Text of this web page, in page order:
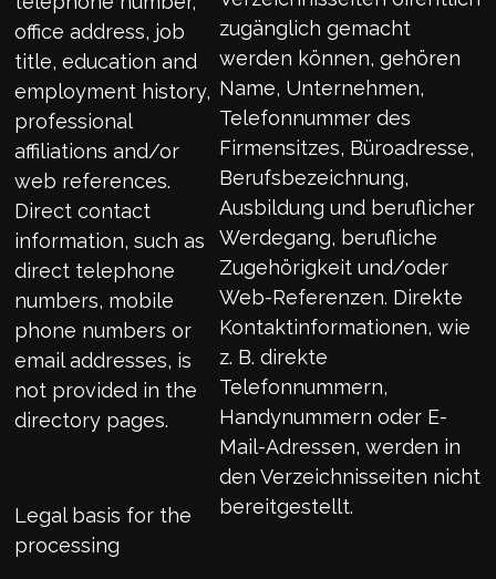
office address, job
title, education and
employment history,
professional
affiliations and/or
web references.
Direct contact
information, such as
direct telephone
numbers, mobile
phone numbers or
email addresses, is
not provided in the
directory pages.
Legal basis for the
processing
zugänglich gemacht
werden können, gehören
Name, Unternehmen,
Telefonnummer des
Firmensitzes, Büroadresse,
Berufsbezeichnung,
Ausbildung und beruflicher
Werdegang, berufliche
Zugehörigkeit und/oder
Web-Referenzen. Direkte
Kontaktinformationen, wie
z. B. direkte
Telefonnummern,
Handynummern oder E-
Mail-Adressen, werden in
den Verzeichnisseiten nicht
bereitgestellt.